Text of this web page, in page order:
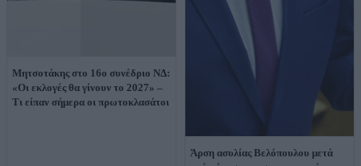
Μητσοτάκης στο 16ο συνέδριο ΝΔ:
«Οι εκλογές θα γίνουν το 2027» –
Tι είπαν σήμερα οι πρωτοκλασάτοι
Άρση ασυλίας Βελόπουλου μετά